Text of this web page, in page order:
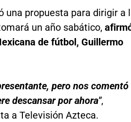
una propuesta para dirigir a
un año sabático,
de fútbol, Guillermo
pero nos comentó
descansar por ahora",
a Televisión Azteca.